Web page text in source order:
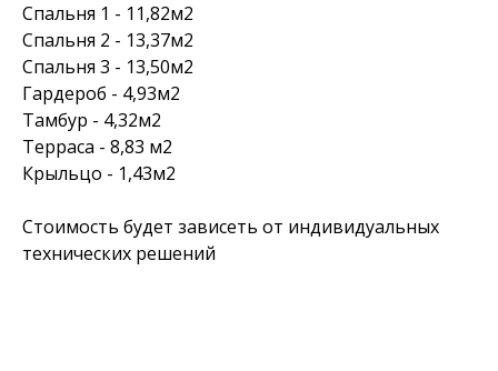
Спальня 1 - 11,82м2
Спальня 2 - 13,37м2
Спальня 3 - 13,50м2
Гардероб - 4,93м2
Тамбур - 4,32м2
Терраса - 8,83 м2
Крыльцо - 1,43м2
Стоимость будет зависеть от индивидуальных
технических решений